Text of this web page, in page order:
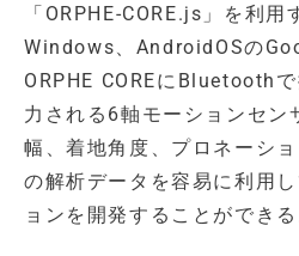
「ORPHE-CORE.js」を利用
Windows、AndroidOSの
ORPHE COREにBluetooth
力される6軸モーションセン
幅、着地角度、プロネーシ
の解析データを容易に利用
ョンを開発することができる